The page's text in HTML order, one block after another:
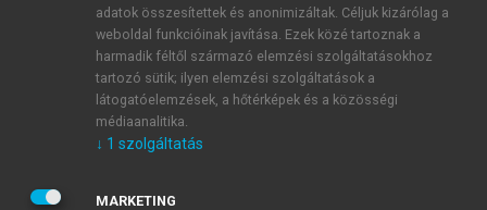
E-MAIL-CÍM
JELSZÓ
adatok összesítettek és anonimizáltak. Céljuk kizárólag a
weboldal funkcióinak javítása. Ezek közé tartoznak a
harmadik féltől származó elemzési szolgáltatásokhoz
tartozó sütik; ilyen elemzési szolgáltatások a
látogatóelemzések, a hőtérképek és a közösségi
médiaanalitika.
↓ 1 szolgáltatás
MARKETING